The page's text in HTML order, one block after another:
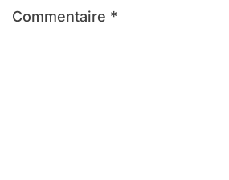
Commentaire *